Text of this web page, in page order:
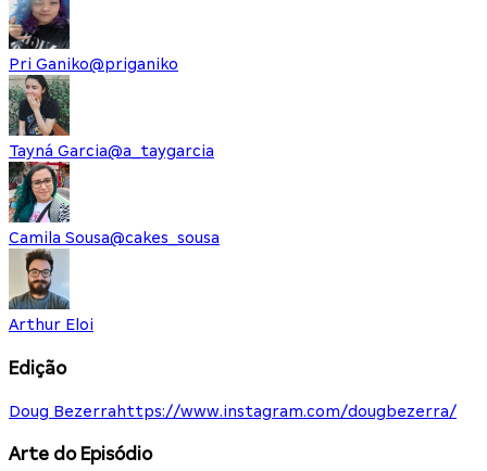
Pri Ganiko@priganiko
Tayná Garcia@a_taygarcia
Camila Sousa@cakes_sousa
Arthur Eloi
Edição
Doug Bezerra https://www.instagram.com/dougbezerra/
Arte do Episódio